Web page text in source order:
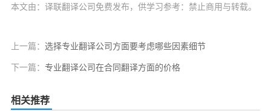
本文由：译联翻译公司免费发布，供学习参考：禁止商用与转载。
上一篇： 选择专业翻译公司方面要考虑哪些因素细节
下一篇： 专业翻译公司在合同翻译方面的价格
相关推荐